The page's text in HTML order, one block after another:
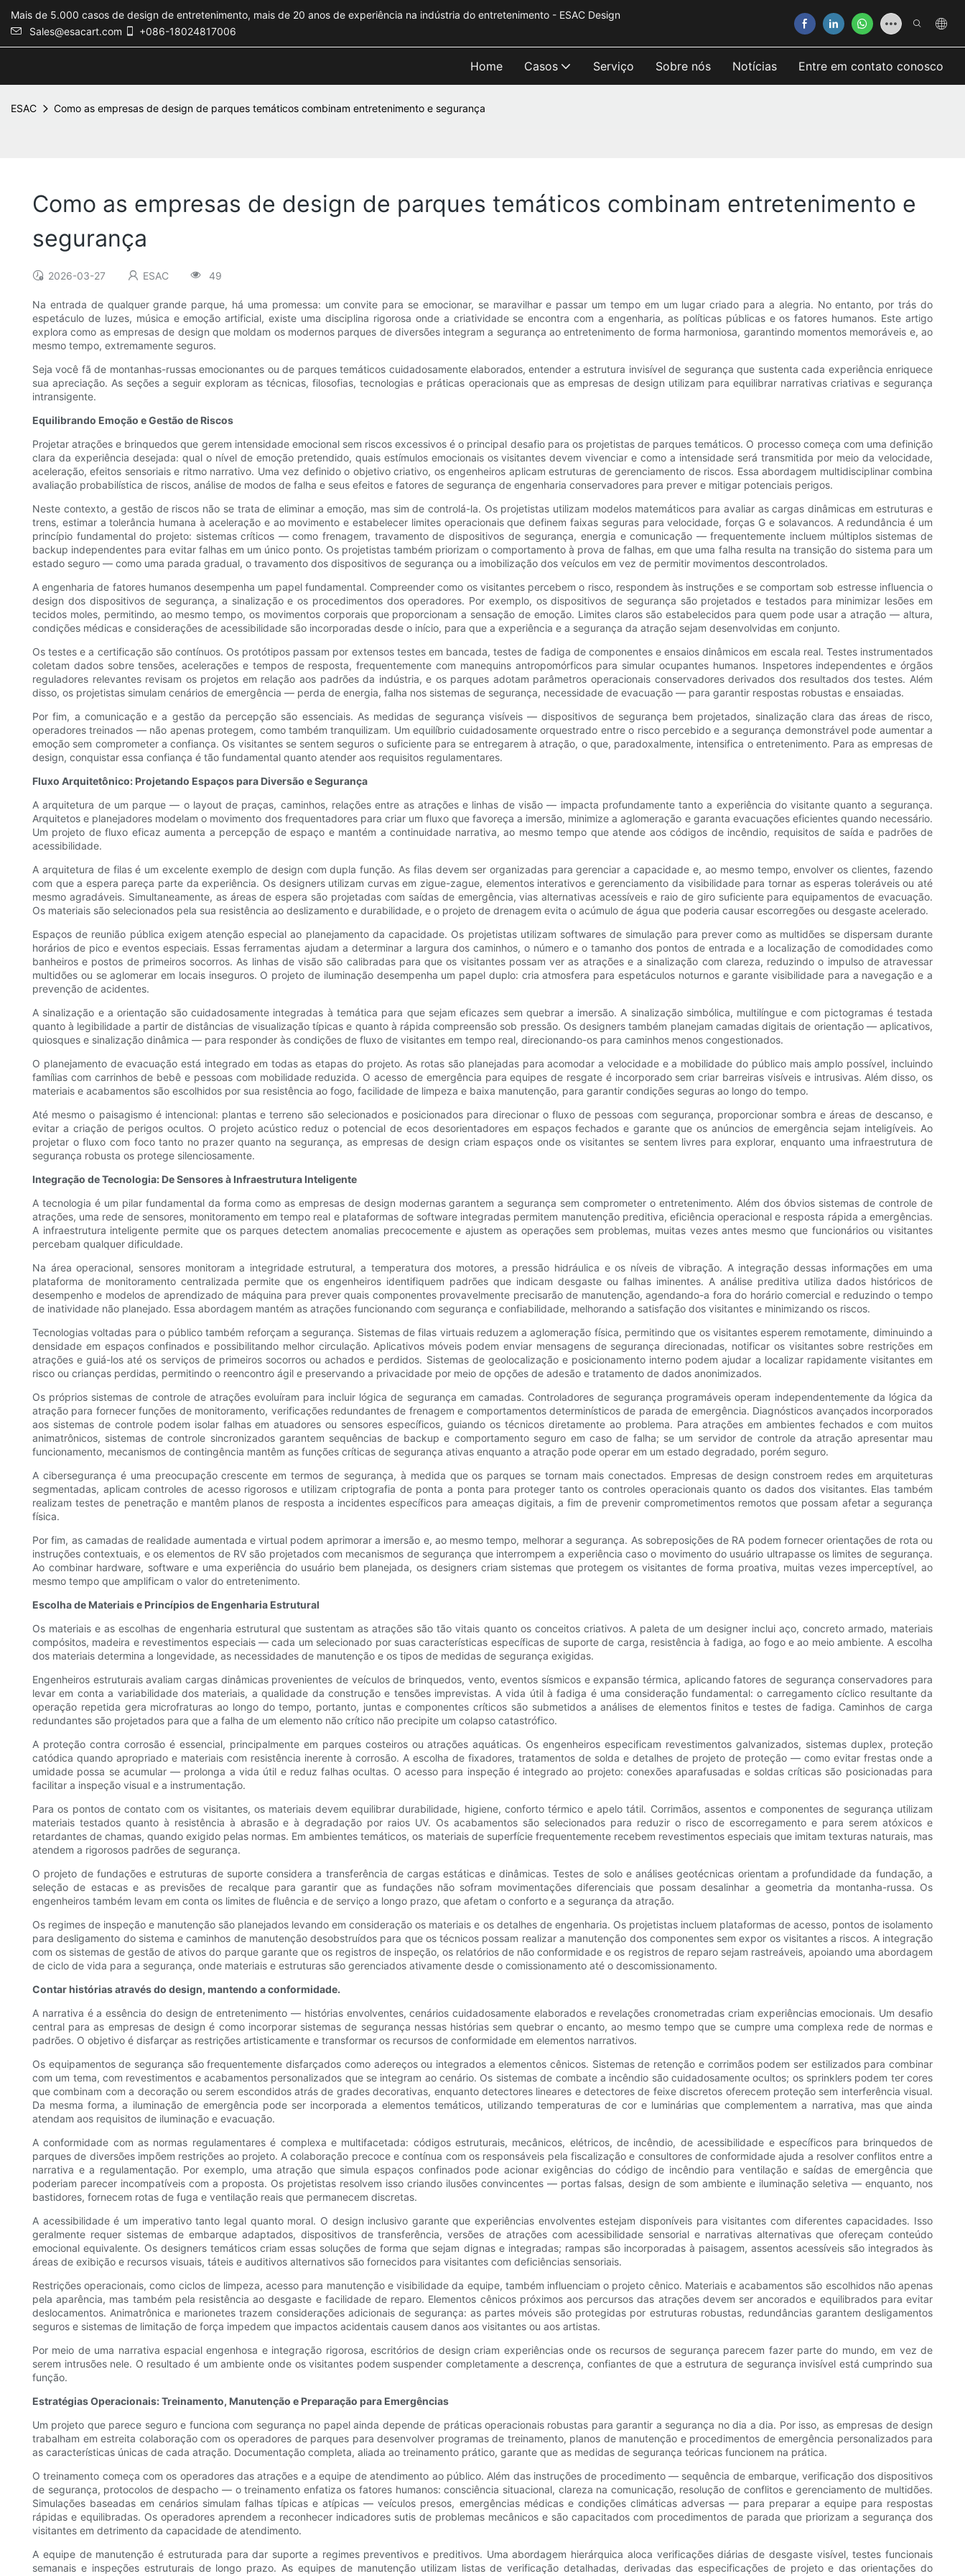
Mais de 5.000 casos de design de entretenimento, mais de 20 anos de experiência na indústria do entretenimento - ESAC Design
Sales@esacart.com
+086-18024817006
Home Casos Serviço Sobre nós Notícias Entre em contato conosco
ESAC Como as empresas de design de parques temáticos combinam entretenimento e segurança
Como as empresas de design de parques temáticos combinam entretenimento e
segurança
2026-03-27 ESAC 49
Na entrada de qualquer grande parque, há uma promessa: um convite para se emocionar, se maravilhar e passar um tempo em um lugar criado para a alegria. No entanto, por trás do
espetáculo de luzes, música e emoção artificial, existe uma disciplina rigorosa onde a criatividade se encontra com a engenharia, as políticas públicas e os fatores humanos. Este artigo
explora como as empresas de design que moldam os modernos parques de diversões integram a segurança ao entretenimento de forma harmoniosa, garantindo momentos memoráveis ​​e, ao
mesmo tempo, extremamente seguros.
Seja você fã de montanhas-russas emocionantes ou de parques temáticos cuidadosamente elaborados, entender a estrutura invisível de segurança que sustenta cada experiência enriquece
sua apreciação. As seções a seguir exploram as técnicas, filosofias, tecnologias e práticas operacionais que as empresas de design utilizam para equilibrar narrativas criativas e segurança
intransigente.
Equilibrando Emoção e Gestão de Riscos
Projetar atrações e brinquedos que gerem intensidade emocional sem riscos excessivos é o principal desafio para os projetistas de parques temáticos. O processo começa com uma definição
clara da experiência desejada: qual o nível de emoção pretendido, quais estímulos emocionais os visitantes devem vivenciar e como a intensidade será transmitida por meio da velocidade,
aceleração, efeitos sensoriais e ritmo narrativo. Uma vez definido o objetivo criativo, os engenheiros aplicam estruturas de gerenciamento de riscos. Essa abordagem multidisciplinar combina
avaliação probabilística de riscos, análise de modos de falha e seus efeitos e fatores de segurança de engenharia conservadores para prever e mitigar potenciais perigos.
Neste contexto, a gestão de riscos não se trata de eliminar a emoção, mas sim de controlá-la. Os projetistas utilizam modelos matemáticos para avaliar as cargas dinâmicas em estruturas e
trens, estimar a tolerância humana à aceleração e ao movimento e estabelecer limites operacionais que definem faixas seguras para velocidade, forças G e solavancos. A redundância é um
princípio fundamental do projeto: sistemas críticos — como frenagem, travamento de dispositivos de segurança, energia e comunicação — frequentemente incluem múltiplos sistemas de
backup independentes para evitar falhas em um único ponto. Os projetistas também priorizam o comportamento à prova de falhas, em que uma falha resulta na transição do sistema para um
estado seguro — como uma parada gradual, o travamento dos dispositivos de segurança ou a imobilização dos veículos em vez de permitir movimentos descontrolados.
A engenharia de fatores humanos desempenha um papel fundamental. Compreender como os visitantes percebem o risco, respondem às instruções e se comportam sob estresse influencia o
design dos dispositivos de segurança, a sinalização e os procedimentos dos operadores. Por exemplo, os dispositivos de segurança são projetados e testados para minimizar lesões em
tecidos moles, permitindo, ao mesmo tempo, os movimentos corporais que proporcionam a sensação de emoção. Limites claros são estabelecidos para quem pode usar a atração — altura,
condições médicas e considerações de acessibilidade são incorporadas desde o início, para que a experiência e a segurança da atração sejam desenvolvidas em conjunto.
Os testes e a certificação são contínuos. Os protótipos passam por extensos testes em bancada, testes de fadiga de componentes e ensaios dinâmicos em escala real. Testes instrumentados
coletam dados sobre tensões, acelerações e tempos de resposta, frequentemente com manequins antropomórficos para simular ocupantes humanos. Inspetores independentes e órgãos
reguladores relevantes revisam os projetos em relação aos padrões da indústria, e os parques adotam parâmetros operacionais conservadores derivados dos resultados dos testes. Além
disso, os projetistas simulam cenários de emergência — perda de energia, falha nos sistemas de segurança, necessidade de evacuação — para garantir respostas robustas e ensaiadas.
Por fim, a comunicação e a gestão da percepção são essenciais. As medidas de segurança visíveis — dispositivos de segurança bem projetados, sinalização clara das áreas de risco,
operadores treinados — não apenas protegem, como também tranquilizam. Um equilíbrio cuidadosamente orquestrado entre o risco percebido e a segurança demonstrável pode aumentar a
emoção sem comprometer a confiança. Os visitantes se sentem seguros o suficiente para se entregarem à atração, o que, paradoxalmente, intensifica o entretenimento. Para as empresas de
design, conquistar essa confiança é tão fundamental quanto atender aos requisitos regulamentares.
Fluxo Arquitetônico: Projetando Espaços para Diversão e Segurança
A arquitetura de um parque — o layout de praças, caminhos, relações entre as atrações e linhas de visão — impacta profundamente tanto a experiência do visitante quanto a segurança.
Arquitetos e planejadores modelam o movimento dos frequentadores para criar um fluxo que favoreça a imersão, minimize a aglomeração e garanta evacuações eficientes quando necessário.
Um projeto de fluxo eficaz aumenta a percepção de espaço e mantém a continuidade narrativa, ao mesmo tempo que atende aos códigos de incêndio, requisitos de saída e padrões de
acessibilidade.
A arquitetura de filas é um excelente exemplo de design com dupla função. As filas devem ser organizadas para gerenciar a capacidade e, ao mesmo tempo, envolver os clientes, fazendo
com que a espera pareça parte da experiência. Os designers utilizam curvas em zigue-zague, elementos interativos e gerenciamento da visibilidade para tornar as esperas toleráveis ​​ou até
mesmo agradáveis. Simultaneamente, as áreas de espera são projetadas com saídas de emergência, vias alternativas acessíveis e raio de giro suficiente para equipamentos de evacuação.
Os materiais são selecionados pela sua resistência ao deslizamento e durabilidade, e o projeto de drenagem evita o acúmulo de água que poderia causar escorregões ou desgaste acelerado.
Espaços de reunião pública exigem atenção especial ao planejamento da capacidade. Os projetistas utilizam softwares de simulação para prever como as multidões se dispersam durante
horários de pico e eventos especiais. Essas ferramentas ajudam a determinar a largura dos caminhos, o número e o tamanho dos pontos de entrada e a localização de comodidades como
banheiros e postos de primeiros socorros. As linhas de visão são calibradas para que os visitantes possam ver as atrações e a sinalização com clareza, reduzindo o impulso de atravessar
multidões ou se aglomerar em locais inseguros. O projeto de iluminação desempenha um papel duplo: cria atmosfera para espetáculos noturnos e garante visibilidade para a navegação e a
prevenção de acidentes.
A sinalização e a orientação são cuidadosamente integradas à temática para que sejam eficazes sem quebrar a imersão. A sinalização simbólica, multilíngue e com pictogramas é testada
quanto à legibilidade a partir de distâncias de visualização típicas e quanto à rápida compreensão sob pressão. Os designers também planejam camadas digitais de orientação — aplicativos,
quiosques e sinalização dinâmica — para responder às condições de fluxo de visitantes em tempo real, direcionando-os para caminhos menos congestionados.
O planejamento de evacuação está integrado em todas as etapas do projeto. As rotas são planejadas para acomodar a velocidade e a mobilidade do público mais amplo possível, incluindo
famílias com carrinhos de bebê e pessoas com mobilidade reduzida. O acesso de emergência para equipes de resgate é incorporado sem criar barreiras visíveis e intrusivas. Além disso, os
materiais e acabamentos são escolhidos por sua resistência ao fogo, facilidade de limpeza e baixa manutenção, para garantir condições seguras ao longo do tempo.
Até mesmo o paisagismo é intencional: plantas e terreno são selecionados e posicionados para direcionar o fluxo de pessoas com segurança, proporcionar sombra e áreas de descanso, e
evitar a criação de perigos ocultos. O projeto acústico reduz o potencial de ecos desorientadores em espaços fechados e garante que os anúncios de emergência sejam inteligíveis. Ao
projetar o fluxo com foco tanto no prazer quanto na segurança, as empresas de design criam espaços onde os visitantes se sentem livres para explorar, enquanto uma infraestrutura de
segurança robusta os protege silenciosamente.
Integração de Tecnologia: De Sensores à Infraestrutura Inteligente
A tecnologia é um pilar fundamental da forma como as empresas de design modernas garantem a segurança sem comprometer o entretenimento. Além dos óbvios sistemas de controle de
atrações, uma rede de sensores, monitoramento em tempo real e plataformas de software integradas permitem manutenção preditiva, eficiência operacional e resposta rápida a emergências.
A infraestrutura inteligente permite que os parques detectem anomalias precocemente e ajustem as operações sem problemas, muitas vezes antes mesmo que funcionários ou visitantes
percebam qualquer dificuldade.
Na área operacional, sensores monitoram a integridade estrutural, a temperatura dos motores, a pressão hidráulica e os níveis de vibração. A integração dessas informações em uma
plataforma de monitoramento centralizada permite que os engenheiros identifiquem padrões que indicam desgaste ou falhas iminentes. A análise preditiva utiliza dados históricos de
desempenho e modelos de aprendizado de máquina para prever quais componentes provavelmente precisarão de manutenção, agendando-a fora do horário comercial e reduzindo o tempo
de inatividade não planejado. Essa abordagem mantém as atrações funcionando com segurança e confiabilidade, melhorando a satisfação dos visitantes e minimizando os riscos.
Tecnologias voltadas para o público também reforçam a segurança. Sistemas de filas virtuais reduzem a aglomeração física, permitindo que os visitantes esperem remotamente, diminuindo a
densidade em espaços confinados e possibilitando melhor circulação. Aplicativos móveis podem enviar mensagens de segurança direcionadas, notificar os visitantes sobre restrições em
atrações e guiá-los até os serviços de primeiros socorros ou achados e perdidos. Sistemas de geolocalização e posicionamento interno podem ajudar a localizar rapidamente visitantes em
risco ou crianças perdidas, permitindo o reencontro ágil e preservando a privacidade por meio de opções de adesão e tratamento de dados anonimizados.
Os próprios sistemas de controle de atrações evoluíram para incluir lógica de segurança em camadas. Controladores de segurança programáveis ​​operam independentemente da lógica da
atração para fornecer funções de monitoramento, verificações redundantes de frenagem e comportamentos determinísticos de parada de emergência. Diagnósticos avançados incorporados
aos sistemas de controle podem isolar falhas em atuadores ou sensores específicos, guiando os técnicos diretamente ao problema. Para atrações em ambientes fechados e com muitos
animatrônicos, sistemas de controle sincronizados garantem sequências de backup e comportamento seguro em caso de falha; se um servidor de controle da atração apresentar mau
funcionamento, mecanismos de contingência mantêm as funções críticas de segurança ativas enquanto a atração pode operar em um estado degradado, porém seguro.
A cibersegurança é uma preocupação crescente em termos de segurança, à medida que os parques se tornam mais conectados. Empresas de design constroem redes em arquiteturas
segmentadas, aplicam controles de acesso rigorosos e utilizam criptografia de ponta a ponta para proteger tanto os controles operacionais quanto os dados dos visitantes. Elas também
realizam testes de penetração e mantêm planos de resposta a incidentes específicos para ameaças digitais, a fim de prevenir comprometimentos remotos que possam afetar a segurança
física.
Por fim, as camadas de realidade aumentada e virtual podem aprimorar a imersão e, ao mesmo tempo, melhorar a segurança. As sobreposições de RA podem fornecer orientações de rota ou
instruções contextuais, e os elementos de RV são projetados com mecanismos de segurança que interrompem a experiência caso o movimento do usuário ultrapasse os limites de segurança.
Ao combinar hardware, software e uma experiência do usuário bem planejada, os designers criam sistemas que protegem os visitantes de forma proativa, muitas vezes imperceptível, ao
mesmo tempo que amplificam o valor do entretenimento.
Escolha de Materiais e Princípios de Engenharia Estrutural
Os materiais e as escolhas de engenharia estrutural que sustentam as atrações são tão vitais quanto os conceitos criativos. A paleta de um designer inclui aço, concreto armado, materiais
compósitos, madeira e revestimentos especiais — cada um selecionado por suas características específicas de suporte de carga, resistência à fadiga, ao fogo e ao meio ambiente. A escolha
dos materiais determina a longevidade, as necessidades de manutenção e os tipos de medidas de segurança exigidas.
Engenheiros estruturais avaliam cargas dinâmicas provenientes de veículos de brinquedos, vento, eventos sísmicos e expansão térmica, aplicando fatores de segurança conservadores para
levar em conta a variabilidade dos materiais, a qualidade da construção e tensões imprevistas. A vida útil à fadiga é uma consideração fundamental: o carregamento cíclico resultante da
operação repetida gera microfraturas ao longo do tempo, portanto, juntas e componentes críticos são submetidos a análises de elementos finitos e testes de fadiga. Caminhos de carga
redundantes são projetados para que a falha de um elemento não crítico não precipite um colapso catastrófico.
A proteção contra corrosão é essencial, principalmente em parques costeiros ou atrações aquáticas. Os engenheiros especificam revestimentos galvanizados, sistemas duplex, proteção
catódica quando apropriado e materiais com resistência inerente à corrosão. A escolha de fixadores, tratamentos de solda e detalhes de projeto de proteção — como evitar frestas onde a
umidade possa se acumular — prolonga a vida útil e reduz falhas ocultas. O acesso para inspeção é integrado ao projeto: conexões aparafusadas e soldas críticas são posicionadas para
facilitar a inspeção visual e a instrumentação.
Para os pontos de contato com os visitantes, os materiais devem equilibrar durabilidade, higiene, conforto térmico e apelo tátil. Corrimãos, assentos e componentes de segurança utilizam
materiais testados quanto à resistência à abrasão e à degradação por raios UV. Os acabamentos são selecionados para reduzir o risco de escorregamento e para serem atóxicos e
retardantes de chamas, quando exigido pelas normas. Em ambientes temáticos, os materiais de superfície frequentemente recebem revestimentos especiais que imitam texturas naturais, mas
atendem a rigorosos padrões de segurança.
O projeto de fundações e estruturas de suporte considera a transferência de cargas estáticas e dinâmicas. Testes de solo e análises geotécnicas orientam a profundidade da fundação, a
seleção de estacas e as previsões de recalque para garantir que as fundações não sofram movimentações diferenciais que possam desalinhar a geometria da montanha-russa. Os
engenheiros também levam em conta os limites de fluência e de serviço a longo prazo, que afetam o conforto e a segurança da atração.
Os regimes de inspeção e manutenção são planejados levando em consideração os materiais e os detalhes de engenharia. Os projetistas incluem plataformas de acesso, pontos de isolamento
para desligamento do sistema e caminhos de manutenção desobstruídos para que os técnicos possam realizar a manutenção dos componentes sem expor os visitantes a riscos. A integração
com os sistemas de gestão de ativos do parque garante que os registros de inspeção, os relatórios de não conformidade e os registros de reparo sejam rastreáveis, apoiando uma abordagem
de ciclo de vida para a segurança, onde materiais e estruturas são gerenciados ativamente desde o comissionamento até o descomissionamento.
Contar histórias através do design, mantendo a conformidade.
A narrativa é a essência do design de entretenimento — histórias envolventes, cenários cuidadosamente elaborados e revelações cronometradas criam experiências emocionais. Um desafio
central para as empresas de design é como incorporar sistemas de segurança nessas histórias sem quebrar o encanto, ao mesmo tempo que se cumpre uma complexa rede de normas e
padrões. O objetivo é disfarçar as restrições artisticamente e transformar os recursos de conformidade em elementos narrativos.
Os equipamentos de segurança são frequentemente disfarçados como adereços ou integrados a elementos cênicos. Sistemas de retenção e corrimãos podem ser estilizados para combinar
com um tema, com revestimentos e acabamentos personalizados que se integram ao cenário. Os sistemas de combate a incêndio são cuidadosamente ocultos; os sprinklers podem ter cores
que combinam com a decoração ou serem escondidos atrás de grades decorativas, enquanto detectores lineares e detectores de feixe discretos oferecem proteção sem interferência visual.
Da mesma forma, a iluminação de emergência pode ser incorporada a elementos temáticos, utilizando temperaturas de cor e luminárias que complementem a narrativa, mas que ainda
atendam aos requisitos de iluminação e evacuação.
A conformidade com as normas regulamentares é complexa e multifacetada: códigos estruturais, mecânicos, elétricos, de incêndio, de acessibilidade e específicos para brinquedos de
parques de diversões impõem restrições ao projeto. A colaboração precoce e contínua com os responsáveis ​​pela fiscalização e consultores de conformidade ajuda a resolver conflitos entre a
narrativa e a regulamentação. Por exemplo, uma atração que simula espaços confinados pode acionar exigências do código de incêndio para ventilação e saídas de emergência que
poderiam parecer incompatíveis com a proposta. Os projetistas resolvem isso criando ilusões convincentes — portas falsas, design de som ambiente e iluminação seletiva — enquanto, nos
bastidores, fornecem rotas de fuga e ventilação reais que permanecem discretas.
A acessibilidade é um imperativo tanto legal quanto moral. O design inclusivo garante que experiências envolventes estejam disponíveis para visitantes com diferentes capacidades. Isso
geralmente requer sistemas de embarque adaptados, dispositivos de transferência, versões de atrações com acessibilidade sensorial e narrativas alternativas que ofereçam conteúdo
emocional equivalente. Os designers temáticos criam essas soluções de forma que sejam dignas e integradas; rampas são incorporadas à paisagem, assentos acessíveis são integrados às
áreas de exibição e recursos visuais, táteis e auditivos alternativos são fornecidos para visitantes com deficiências sensoriais.
Restrições operacionais, como ciclos de limpeza, acesso para manutenção e visibilidade da equipe, também influenciam o projeto cênico. Materiais e acabamentos são escolhidos não apenas
pela aparência, mas também pela resistência ao desgaste e facilidade de reparo. Elementos cênicos próximos aos percursos das atrações devem ser ancorados e equilibrados para evitar
deslocamentos. Animatrônica e marionetes trazem considerações adicionais de segurança: as partes móveis são protegidas por estruturas robustas, redundâncias garantem desligamentos
seguros e sistemas de limitação de força impedem que impactos acidentais causem danos aos visitantes ou aos artistas.
Por meio de uma narrativa espacial engenhosa e integração rigorosa, escritórios de design criam experiências onde os recursos de segurança parecem fazer parte do mundo, em vez de
serem intrusões nele. O resultado é um ambiente onde os visitantes podem suspender completamente a descrença, confiantes de que a estrutura de segurança invisível está cumprindo sua
função.
Estratégias Operacionais: Treinamento, Manutenção e Preparação para Emergências
Um projeto que parece seguro e funciona com segurança no papel ainda depende de práticas operacionais robustas para garantir a segurança no dia a dia. Por isso, as empresas de design
trabalham em estreita colaboração com os operadores de parques para desenvolver programas de treinamento, planos de manutenção e procedimentos de emergência personalizados para
as características únicas de cada atração. Documentação completa, aliada ao treinamento prático, garante que as medidas de segurança teóricas funcionem na prática.
O treinamento começa com os operadores das atrações e a equipe de atendimento ao público. Além das instruções de procedimento — sequência de embarque, verificação dos dispositivos
de segurança, protocolos de despacho — o treinamento enfatiza os fatores humanos: consciência situacional, clareza na comunicação, resolução de conflitos e gerenciamento de multidões.
Simulações baseadas em cenários simulam falhas típicas e atípicas — veículos presos, emergências médicas e condições climáticas adversas — para preparar a equipe para respostas
rápidas e equilibradas. Os operadores aprendem a reconhecer indicadores sutis de problemas mecânicos e são capacitados com procedimentos de parada que priorizam a segurança dos
visitantes em detrimento da capacidade de atendimento.
A equipe de manutenção é estruturada para dar suporte a regimes preventivos e preditivos. Uma abordagem hierárquica aloca verificações diárias de desgaste visível, testes funcionais
semanais e inspeções estruturais de longo prazo. As equipes de manutenção utilizam listas de verificação detalhadas, derivadas das especificações de projeto e das orientações do